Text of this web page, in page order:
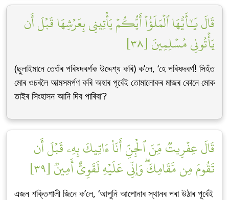
قَالَ يَٰٓأَيُّهَا ٱلۡمَلَؤُاْ أَيُّكُمۡ يَأۡتِينِي بِعَرۡشِهَا قَبۡلَ أَن
يَأۡتُونِي مُسۡلِمِينَ [٣٨]
(ছুলাইমানে তেওঁৰ পৰিষদবৰ্গক উদ্দেশ্য কৰি) ক’লে, ‘হে পৰিষদবৰ্গ! সিহঁত
মোৰ ওচৰলৈ আত্মসমৰ্পণ কৰি অহাৰ পূৰ্বেই তোমালোকৰ মাজৰ কোনে মোক
তাইৰ সিংহাসন আনি দিব পাৰিবা’?
قَالَ عِفۡرِيتٞ مِّنَ ٱلۡجِنِّ أَنَا۠ ءَاتِيكَ بِهِۦ قَبۡلَ أَن
تَقُومَ مِن مَّقَامِكَۖ وَإِنِّي عَلَيۡهِ لَقَوِيٌّ أَمِينٞ [٣٩]
এজন শক্তিশালী জিনে ক’লে, ‘আপুনি আপোনাৰ স্থানৰ পৰা উঠাৰ পূৰ্বেই